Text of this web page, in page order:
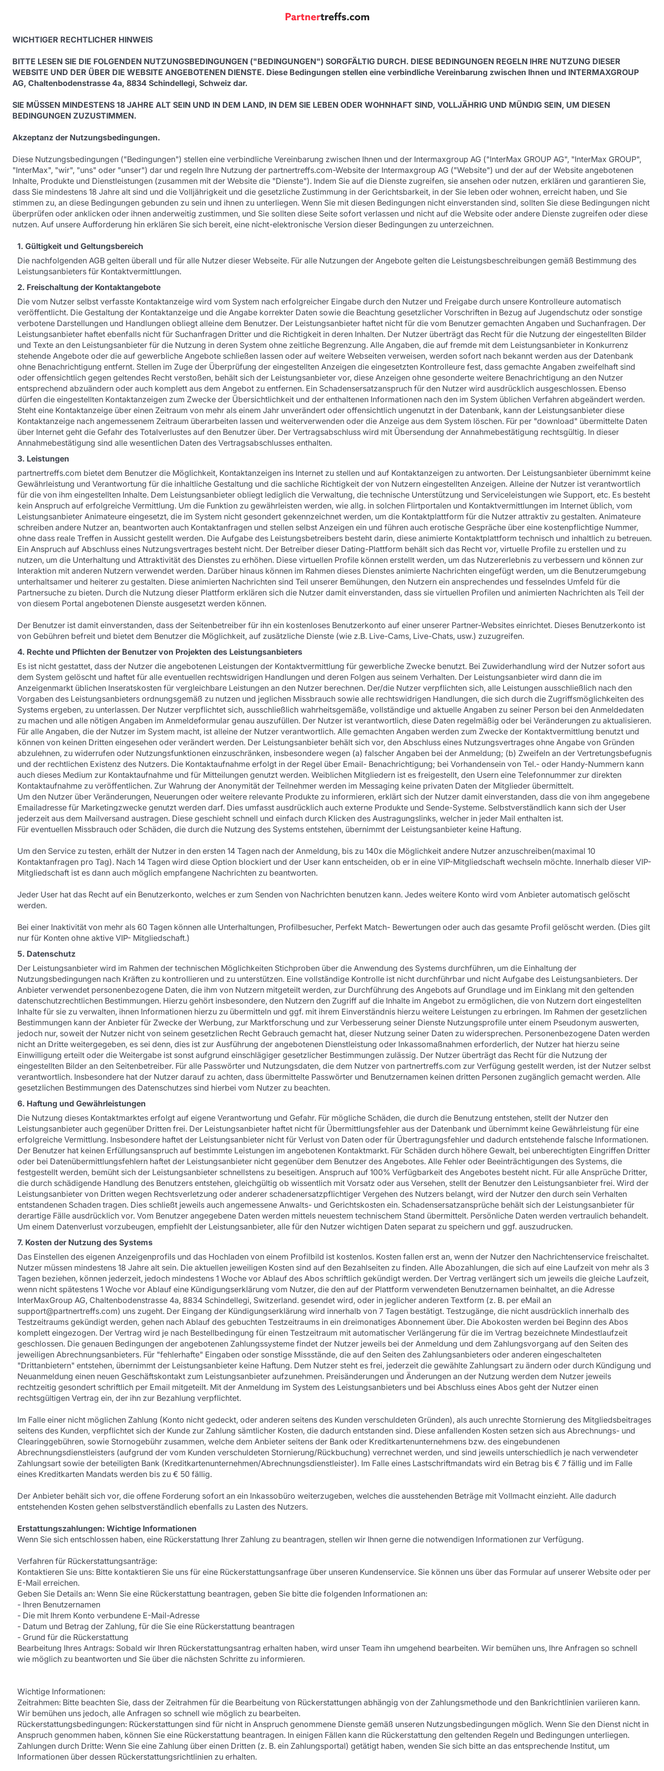
WICHTIGER RECHTLICHER HINWEIS
BITTE LESEN SIE DIE FOLGENDEN NUTZUNGSBEDINGUNGEN ("BEDINGUNGEN") SORGFÄLTIG DURCH. DIESE BEDINGUNGEN REGELN IHRE NUTZUNG DIESER
WEBSITE UND DER ÜBER DIE WEBSITE ANGEBOTENEN DIENSTE. Diese Bedingungen stellen eine verbindliche Vereinbarung zwischen Ihnen und INTERMAXGROUP
AG, Chaltenbodenstrasse 4a, 8834 Schindellegi, Schweiz dar.
SIE MÜSSEN MINDESTENS 18 JAHRE ALT SEIN UND IN DEM LAND, IN DEM SIE LEBEN ODER WOHNHAFT SIND, VOLLJÄHRIG UND MÜNDIG SEIN, UM DIESEN
BEDINGUNGEN ZUZUSTIMMEN.
Akzeptanz der Nutzungsbedingungen.
Diese Nutzungsbedingungen ("Bedingungen") stellen eine verbindliche Vereinbarung zwischen Ihnen und der Intermaxgroup AG ("InterMax GROUP AG", "InterMax GROUP",
"InterMax", "wir", "uns" oder "unser") dar und regeln Ihre Nutzung der partnertreffs.com-Website der Intermaxgroup AG ("Website") und der auf der Website angebotenen
Inhalte, Produkte und Dienstleistungen (zusammen mit der Website die "Dienste"). Indem Sie auf die Dienste zugreifen, sie ansehen oder nutzen, erklären und garantieren Sie,
dass Sie mindestens 18 Jahre alt sind und die Volljährigkeit und die gesetzliche Zustimmung in der Gerichtsbarkeit, in der Sie leben oder wohnen, erreicht haben, und Sie
stimmen zu, an diese Bedingungen gebunden zu sein und ihnen zu unterliegen. Wenn Sie mit diesen Bedingungen nicht einverstanden sind, sollten Sie diese Bedingungen nicht
überprüfen oder anklicken oder ihnen anderweitig zustimmen, und Sie sollten diese Seite sofort verlassen und nicht auf die Website oder andere Dienste zugreifen oder diese
nutzen. Auf unsere Aufforderung hin erklären Sie sich bereit, eine nicht-elektronische Version dieser Bedingungen zu unterzeichnen.
1. Gültigkeit und Geltungsbereich
Die nachfolgenden AGB gelten überall und für alle Nutzer dieser Webseite. Für alle Nutzungen der Angebote gelten die Leistungsbeschreibungen gemäß Bestimmung des
Leistungsanbieters für Kontaktvermittlungen.
2. Freischaltung der Kontaktangebote
Die vom Nutzer selbst verfasste Kontaktanzeige wird vom System nach erfolgreicher Eingabe durch den Nutzer und Freigabe durch unsere Kontrolleure automatisch
veröffentlicht. Die Gestaltung der Kontaktanzeige und die Angabe korrekter Daten sowie die Beachtung gesetzlicher Vorschriften in Bezug auf Jugendschutz oder sonstige
verbotene Darstellungen und Handlungen obliegt alleine dem Benutzer. Der Leistungsanbieter haftet nicht für die vom Benutzer gemachten Angaben und Suchanfragen. Der
Leistungsanbieter haftet ebenfalls nicht für Suchanfragen Dritter und die Richtigkeit in deren Inhalten. Der Nutzer überträgt das Recht für die Nutzung der eingestellten Bilder
und Texte an den Leistungsanbieter für die Nutzung in deren System ohne zeitliche Begrenzung. Alle Angaben, die auf fremde mit dem Leistungsanbieter in Konkurrenz
stehende Angebote oder die auf gewerbliche Angebote schließen lassen oder auf weitere Webseiten verweisen, werden sofort nach bekannt werden aus der Datenbank
ohne Benachrichtigung entfernt. Stellen im Zuge der Überprüfung der eingestellten Anzeigen die eingesetzten Kontrolleure fest, dass gemachte Angaben zweifelhaft sind
oder offensichtlich gegen geltendes Recht verstoßen, behält sich der Leistungsanbieter vor, diese Anzeigen ohne gesonderte weitere Benachrichtigung an den Nutzer
entsprechend abzuändern oder auch komplett aus dem Angebot zu entfernen. Ein Schadensersatzanspruch für den Nutzer wird ausdrücklich ausgeschlossen. Ebenso
dürfen die eingestellten Kontaktanzeigen zum Zwecke der Übersichtlichkeit und der enthaltenen Informationen nach den im System üblichen Verfahren abgeändert werden.
Steht eine Kontaktanzeige über einen Zeitraum von mehr als einem Jahr unverändert oder offensichtlich ungenutzt in der Datenbank, kann der Leistungsanbieter diese
Kontaktanzeige nach angemessenem Zeitraum überarbeiten lassen und weiterverwenden oder die Anzeige aus dem System löschen. Für per "download" übermittelte Daten
über Internet geht die Gefahr des Totalverlustes auf den Benutzer über. Der Vertragsabschluss wird mit Übersendung der Annahmebestätigung rechtsgültig. In dieser
Annahmebestätigung sind alle wesentlichen Daten des Vertragsabschlusses enthalten.
3. Leistungen
partnertreffs.com bietet dem Benutzer die Möglichkeit, Kontaktanzeigen ins Internet zu stellen und auf Kontaktanzeigen zu antworten. Der Leistungsanbieter übernimmt keine
Gewährleistung und Verantwortung für die inhaltliche Gestaltung und die sachliche Richtigkeit der von Nutzern eingestellten Anzeigen. Alleine der Nutzer ist verantwortlich
für die von ihm eingestellten Inhalte. Dem Leistungsanbieter obliegt lediglich die Verwaltung, die technische Unterstützung und Serviceleistungen wie Support, etc. Es besteht
kein Anspruch auf erfolgreiche Vermittlung. Um die Funktion zu gewährleisten werden, wie allg. in solchen Flirtportalen und Kontaktvermittlungen im Internet üblich, vom
Leistungsanbieter Animateure eingesetzt, die im System nicht gesondert gekennzeichnet werden, um die Kontaktplattform für die Nutzer attraktiv zu gestalten. Animateure
schreiben andere Nutzer an, beantworten auch Kontaktanfragen und stellen selbst Anzeigen ein und führen auch erotische Gespräche über eine kostenpflichtige Nummer,
ohne dass reale Treffen in Aussicht gestellt werden. Die Aufgabe des Leistungsbetreibers besteht darin, diese animierte Kontaktplattform technisch und inhaltlich zu betreuen.
Ein Anspruch auf Abschluss eines Nutzungsvertrages besteht nicht. Der Betreiber dieser Dating-Plattform behält sich das Recht vor, virtuelle Profile zu erstellen und zu
nutzen, um die Unterhaltung und Attraktivität des Dienstes zu erhöhen. Diese virtuellen Profile können erstellt werden, um das Nutzererlebnis zu verbessern und können zur
Interaktion mit anderen Nutzern verwendet werden. Darüber hinaus können im Rahmen dieses Dienstes animierte Nachrichten eingefügt werden, um die Benutzerumgebung
unterhaltsamer und heiterer zu gestalten. Diese animierten Nachrichten sind Teil unserer Bemühungen, den Nutzern ein ansprechendes und fesselndes Umfeld für die
Partnersuche zu bieten. Durch die Nutzung dieser Plattform erklären sich die Nutzer damit einverstanden, dass sie virtuellen Profilen und animierten Nachrichten als Teil der
von diesem Portal angebotenen Dienste ausgesetzt werden können.
Der Benutzer ist damit einverstanden, dass der Seitenbetreiber für ihn ein kostenloses Benutzerkonto auf einer unserer Partner-Websites einrichtet. Dieses Benutzerkonto ist
von Gebühren befreit und bietet dem Benutzer die Möglichkeit, auf zusätzliche Dienste (wie z.B. Live-Cams, Live-Chats, usw.) zuzugreifen.
4. Rechte und Pflichten der Benutzer von Projekten des Leistungsanbieters
Es ist nicht gestattet, dass der Nutzer die angebotenen Leistungen der Kontaktvermittlung für gewerbliche Zwecke benutzt. Bei Zuwiderhandlung wird der Nutzer sofort aus
dem System gelöscht und haftet für alle eventuellen rechtswidrigen Handlungen und deren Folgen aus seinem Verhalten. Der Leistungsanbieter wird dann die im
Anzeigenmarkt üblichen Inseratskosten für vergleichbare Leistungen an den Nutzer berechnen. Der/die Nutzer verpflichten sich, alle Leistungen ausschließlich nach den
Vorgaben des Leistungsanbieters ordnungsgemäß zu nutzen und jeglichen Missbrauch sowie alle rechtswidrigen Handlungen, die sich durch die Zugriffsmöglichkeiten des
Systems ergeben, zu unterlassen. Der Nutzer verpflichtet sich, ausschließlich wahrheitsgemäße, vollständige und aktuelle Angaben zu seiner Person bei den Anmeldedaten
zu machen und alle nötigen Angaben im Anmeldeformular genau auszufüllen. Der Nutzer ist verantwortlich, diese Daten regelmäßig oder bei Veränderungen zu aktualisieren.
Für alle Angaben, die der Nutzer im System macht, ist alleine der Nutzer verantwortlich. Alle gemachten Angaben werden zum Zwecke der Kontaktvermittlung benutzt und
können von keinen Dritten eingesehen oder verändert werden. Der Leistungsanbieter behält sich vor, den Abschluss eines Nutzungsvertrages ohne Angabe von Gründen
abzulehnen, zu widerrufen oder Nutzungsfunktionen einzuschränken, insbesondere wegen (a) falscher Angaben bei der Anmeldung; (b) Zweifeln an der Vertretungsbefugnis
und der rechtlichen Existenz des Nutzers. Die Kontaktaufnahme erfolgt in der Regel über Email- Benachrichtigung; bei Vorhandensein von Tel.- oder Handy-Nummern kann
auch dieses Medium zur Kontaktaufnahme und für Mitteilungen genutzt werden. Weiblichen Mitgliedern ist es freigestellt, den Usern eine Telefonnummer zur direkten
Kontaktaufnahme zu veröffentlichen. Zur Wahrung der Anonymität der Teilnehmer werden im Messaging keine privaten Daten der Mitglieder übermittelt.
Um den Nutzer über Veränderungen, Neuerungen oder weitere relevante Produkte zu informieren, erklärt sich der Nutzer damit einverstanden, dass die von ihm angegebene
Emailadresse für Marketingzwecke genutzt werden darf. Dies umfasst ausdrücklich auch externe Produkte und Sende-Systeme. Selbstverständlich kann sich der User
jederzeit aus dem Mailversand austragen. Diese geschieht schnell und einfach durch Klicken des Austragungslinks, welcher in jeder Mail enthalten ist.
Für eventuellen Missbrauch oder Schäden, die durch die Nutzung des Systems entstehen, übernimmt der Leistungsanbieter keine Haftung.
Um den Service zu testen, erhält der Nutzer in den ersten 14 Tagen nach der Anmeldung, bis zu 140x die Möglichkeit andere Nutzer anzuschreiben(maximal 10
Kontaktanfragen pro Tag). Nach 14 Tagen wird diese Option blockiert und der User kann entscheiden, ob er in eine VIP-Mitgliedschaft wechseln möchte. Innerhalb dieser VIP-
Mitgliedschaft ist es dann auch möglich empfangene Nachrichten zu beantworten.
Jeder User hat das Recht auf ein Benutzerkonto, welches er zum Senden von Nachrichten benutzen kann. Jedes weitere Konto wird vom Anbieter automatisch gelöscht
werden.
Bei einer Inaktivität von mehr als 60 Tagen können alle Unterhaltungen, Profilbesucher, Perfekt Match- Bewertungen oder auch das gesamte Profil gelöscht werden. (Dies gilt
nur für Konten ohne aktive VIP- Mitgliedschaft.)
5. Datenschutz
Der Leistungsanbieter wird im Rahmen der technischen Möglichkeiten Stichproben über die Anwendung des Systems durchführen, um die Einhaltung der
Nutzungsbedingungen nach Kräften zu kontrollieren und zu unterstützen. Eine vollständige Kontrolle ist nicht durchführbar und nicht Aufgabe des Leistungsanbieters. Der
Anbieter verwendet personenbezogene Daten, die ihm von Nutzern mitgeteilt werden, zur Durchführung des Angebots auf Grundlage und im Einklang mit den geltenden
datenschutzrechtlichen Bestimmungen. Hierzu gehört insbesondere, den Nutzern den Zugriff auf die Inhalte im Angebot zu ermöglichen, die von Nutzern dort eingestellten
Inhalte für sie zu verwalten, ihnen Informationen hierzu zu übermitteln und ggf. mit ihrem Einverständnis hierzu weitere Leistungen zu erbringen. Im Rahmen der gesetzlichen
Bestimmungen kann der Anbieter für Zwecke der Werbung, zur Marktforschung und zur Verbesserung seiner Dienste Nutzungsprofile unter einem Pseudonym auswerten,
jedoch nur, soweit der Nutzer nicht von seinem gesetzlichen Recht Gebrauch gemacht hat, dieser Nutzung seiner Daten zu widersprechen. Personenbezogene Daten werden
nicht an Dritte weitergegeben, es sei denn, dies ist zur Ausführung der angebotenen Dienstleistung oder Inkassomaßnahmen erforderlich, der Nutzer hat hierzu seine
Einwilligung erteilt oder die Weitergabe ist sonst aufgrund einschlägiger gesetzlicher Bestimmungen zulässig. Der Nutzer überträgt das Recht für die Nutzung der
eingestellten Bilder an den Seitenbetreiber. Für alle Passwörter und Nutzungsdaten, die dem Nutzer von partnertreffs.com zur Verfügung gestellt werden, ist der Nutzer selbst
verantwortlich. Insbesondere hat der Nutzer darauf zu achten, dass übermittelte Passwörter und Benutzernamen keinen dritten Personen zugänglich gemacht werden. Alle
gesetzlichen Bestimmungen des Datenschutzes sind hierbei vom Nutzer zu beachten.
6. Haftung und Gewährleistungen
Die Nutzung dieses Kontaktmarktes erfolgt auf eigene Verantwortung und Gefahr. Für mögliche Schäden, die durch die Benutzung entstehen, stellt der Nutzer den
Leistungsanbieter auch gegenüber Dritten frei. Der Leistungsanbieter haftet nicht für Übermittlungsfehler aus der Datenbank und übernimmt keine Gewährleistung für eine
erfolgreiche Vermittlung. Insbesondere haftet der Leistungsanbieter nicht für Verlust von Daten oder für Übertragungsfehler und dadurch entstehende falsche Informationen.
Der Benutzer hat keinen Erfüllungsanspruch auf bestimmte Leistungen im angebotenen Kontaktmarkt. Für Schäden durch höhere Gewalt, bei unberechtigten Eingriffen Dritter
oder bei Datenübermittlungsfehlern haftet der Leistungsanbieter nicht gegenüber dem Benutzer des Angebotes. Alle Fehler oder Beeinträchtigungen des Systems, die
festgestellt werden, bemüht sich der Leistungsanbieter schnellstens zu beseitigen. Anspruch auf 100% Verfügbarkeit des Angebotes besteht nicht. Für alle Ansprüche Dritter,
die durch schädigende Handlung des Benutzers entstehen, gleichgültig ob wissentlich mit Vorsatz oder aus Versehen, stellt der Benutzer den Leistungsanbieter frei. Wird der
Leistungsanbieter von Dritten wegen Rechtsverletzung oder anderer schadenersatzpflichtiger Vergehen des Nutzers belangt, wird der Nutzer den durch sein Verhalten
entstandenen Schaden tragen. Dies schließt jeweils auch angemessene Anwalts- und Gerichtskosten ein. Schadensersatzansprüche behält sich der Leistungsanbieter für
derartige Fälle ausdrücklich vor. Vom Benutzer angegebene Daten werden mittels neuestem technischem Stand übermittelt. Persönliche Daten werden vertraulich behandelt.
Um einem Datenverlust vorzubeugen, empfiehlt der Leistungsanbieter, alle für den Nutzer wichtigen Daten separat zu speichern und ggf. auszudrucken.
7. Kosten der Nutzung des Systems
Das Einstellen des eigenen Anzeigenprofils und das Hochladen von einem Profilbild ist kostenlos. Kosten fallen erst an, wenn der Nutzer den Nachrichtenservice freischaltet.
Nutzer müssen mindestens 18 Jahre alt sein. Die aktuellen jeweiligen Kosten sind auf den Bezahlseiten zu finden. Alle Abozahlungen, die sich auf eine Laufzeit von mehr als 3
Tagen beziehen, können jederzeit, jedoch mindestens 1 Woche vor Ablauf des Abos schriftlich gekündigt werden. Der Vertrag verlängert sich um jeweils die gleiche Laufzeit,
wenn nicht spätestens 1 Woche vor Ablauf eine Kündigungserklärung vom Nutzer, die den auf der Plattform verwendeten Benutzernamen beinhaltet, an die Adresse
InterMaxGroup AG, Chaltenbodenstrasse 4a, 8834 Schindellegi, Switzerland. gesendet wird, oder in jeglicher anderen Textform (z. B. per eMail an
support@partnertreffs.com) uns zugeht. Der Eingang der Kündigungserklärung wird innerhalb von 7 Tagen bestätigt. Testzugänge, die nicht ausdrücklich innerhalb des
Testzeitraums gekündigt werden, gehen nach Ablauf des gebuchten Testzeitraums in ein dreimonatiges Abonnement über. Die Abokosten werden bei Beginn des Abos
komplett eingezogen. Der Vertrag wird je nach Bestellbedingung für einen Testzeitraum mit automatischer Verlängerung für die im Vertrag bezeichnete Mindestlaufzeit
geschlossen. Die genauen Bedingungen der angebotenen Zahlungssysteme findet der Nutzer jeweils bei der Anmeldung und dem Zahlungsvorgang auf den Seiten des
jeweiligen Abrechnungsanbieters. Für "fehlerhafte" Eingaben oder sonstige Missstände, die auf den Seiten des Zahlungsanbieters oder anderen eingeschalteten
"Drittanbietern" entstehen, übernimmt der Leistungsanbieter keine Haftung. Dem Nutzer steht es frei, jederzeit die gewählte Zahlungsart zu ändern oder durch Kündigung und
Neuanmeldung einen neuen Geschäftskontakt zum Leistungsanbieter aufzunehmen. Preisänderungen und Änderungen an der Nutzung werden dem Nutzer jeweils
rechtzeitig gesondert schriftlich per Email mitgeteilt. Mit der Anmeldung im System des Leistungsanbieters und bei Abschluss eines Abos geht der Nutzer einen
rechtsgültigen Vertrag ein, der ihn zur Bezahlung verpflichtet.
Im Falle einer nicht möglichen Zahlung (Konto nicht gedeckt, oder anderen seitens des Kunden verschuldeten Gründen), als auch unrechte Stornierung des Mitgliedsbeitrages
seitens des Kunden, verpflichtet sich der Kunde zur Zahlung sämtlicher Kosten, die dadurch entstanden sind. Diese anfallenden Kosten setzen sich aus Abrechnungs- und
Clearinggebühren, sowie Stornogebühr zusammen, welche dem Anbieter seitens der Bank oder Kreditkartenunternehmens bzw. des eingebundenen
Abrechnungsdienstleisters (aufgrund der vom Kunden verschuldeten Stornierung/Rückbuchung) verrechnet werden, und sind jeweils unterschiedlich je nach verwendeter
Zahlungsart sowie der beteiligten Bank (Kreditkartenunternehmen/Abrechnungsdienstleister). Im Falle eines Lastschriftmandats wird ein Betrag bis € 7 fällig und im Falle
eines Kreditkarten Mandats werden bis zu € 50 fällig.
Der Anbieter behält sich vor, die offene Forderung sofort an ein Inkassobüro weiterzugeben, welches die ausstehenden Beträge mit Vollmacht einzieht. Alle dadurch
entstehenden Kosten gehen selbstverständlich ebenfalls zu Lasten des Nutzers.
Erstattungszahlungen: Wichtige Informationen
Wenn Sie sich entschlossen haben, eine Rückerstattung Ihrer Zahlung zu beantragen, stellen wir Ihnen gerne die notwendigen Informationen zur Verfügung.
Verfahren für Rückerstattungsanträge:
Kontaktieren Sie uns: Bitte kontaktieren Sie uns für eine Rückerstattungsanfrage über unseren Kundenservice. Sie können uns über das Formular auf unserer Website oder per
E-Mail erreichen.
Geben Sie Details an: Wenn Sie eine Rückerstattung beantragen, geben Sie bitte die folgenden Informationen an:
- Ihren Benutzernamen
- Die mit Ihrem Konto verbundene E-Mail-Adresse
- Datum und Betrag der Zahlung, für die Sie eine Rückerstattung beantragen
- Grund für die Rückerstattung
Bearbeitung Ihres Antrags: Sobald wir Ihren Rückerstattungsantrag erhalten haben, wird unser Team ihn umgehend bearbeiten. Wir bemühen uns, Ihre Anfragen so schnell
wie möglich zu beantworten und Sie über die nächsten Schritte zu informieren.
Wichtige Informationen:
Zeitrahmen: Bitte beachten Sie, dass der Zeitrahmen für die Bearbeitung von Rückerstattungen abhängig von der Zahlungsmethode und den Bankrichtlinien variieren kann.
Wir bemühen uns jedoch, alle Anfragen so schnell wie möglich zu bearbeiten.
Rückerstattungsbedingungen: Rückerstattungen sind für nicht in Anspruch genommene Dienste gemäß unseren Nutzungsbedingungen möglich. Wenn Sie den Dienst nicht in
Anspruch genommen haben, können Sie eine Rückerstattung beantragen. In einigen Fällen kann die Rückerstattung den geltenden Regeln und Bedingungen unterliegen.
Zahlungen durch Dritte: Wenn Sie eine Zahlung über einen Dritten (z. B. ein Zahlungsportal) getätigt haben, wenden Sie sich bitte an das entsprechende Institut, um
Informationen über dessen Rückerstattungsrichtlinien zu erhalten.